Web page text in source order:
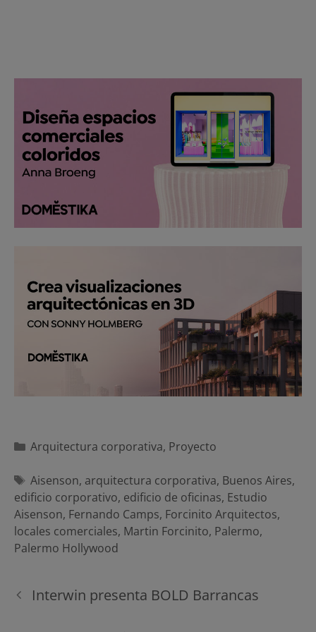
Categorías
Arquitectura corporativa, Proyecto
Etiquetas
Aisenson, arquitectura corporativa, Buenos Aires,
edificio corporativo, edificio de oficinas, Estudio
Aisenson, Fernando Camps, Forcinito Arquitectos,
locales comerciales, Martin Forcinito, Palermo,
Palermo Hollywood
Navegación
Interwin presenta BOLD Barrancas